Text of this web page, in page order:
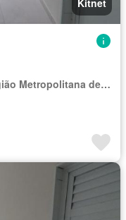
Kitnet
Região Imediata de São Paulo, Região Metropolitana de São Paulo